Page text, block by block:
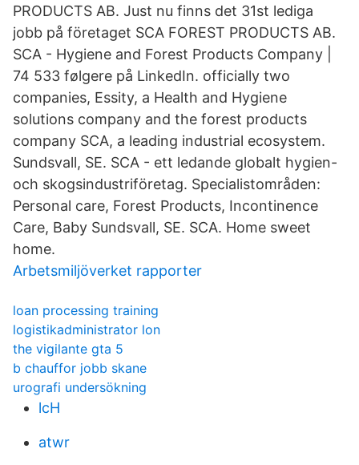
PRODUCTS AB. Just nu finns det 31st lediga
jobb på företaget SCA FOREST PRODUCTS AB.
SCA - Hygiene and Forest Products Company |
74 533 følgere på LinkedIn. officially two
companies, Essity, a Health and Hygiene
solutions company and the forest products
company SCA, a leading industrial ecosystem.
Sundsvall, SE. SCA - ett ledande globalt hygien-
och skogsindustriföretag. Specialistområden:
Personal care, Forest Products, Incontinence
Care, Baby Sundsvall, SE. SCA. Home sweet
home.
Arbetsmiljöverket rapporter
loan processing training
logistikadministrator lon
the vigilante gta 5
b chauffor jobb skane
urografi undersökning
lcH
atwr